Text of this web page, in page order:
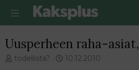
Uusperheen raha-
V
todellista?
E
10.12.2010